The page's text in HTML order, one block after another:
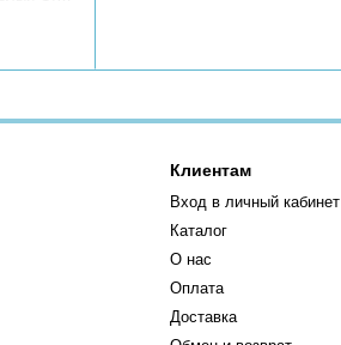
Клиентам
Вход в личный кабинет
Каталог
О нас
Оплата
Доставка